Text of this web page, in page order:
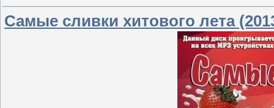
Самые сливки хитового лета